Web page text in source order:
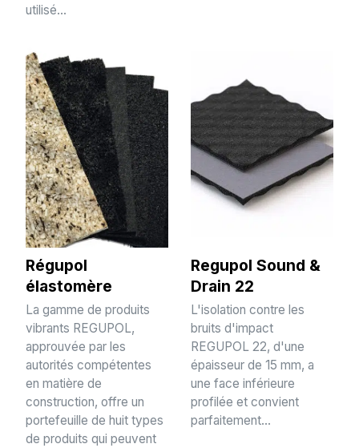
utilisé...
Régupol
élastomère
La gamme de produits
vibrants REGUPOL,
approuvée par les
autorités compétentes
en matière de
construction, offre un
portefeuille de huit types
de produits qui peuvent
Regupol Sound &
Drain 22
L'isolation contre les
bruits d'impact
REGUPOL 22, d'une
épaisseur de 15 mm, a
une face inférieure
profilée et convient
parfaitement...